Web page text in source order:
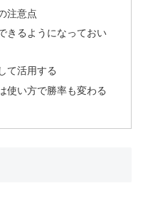
注意点
きるようになっておい
て活用する
使い方で勝率も変わる